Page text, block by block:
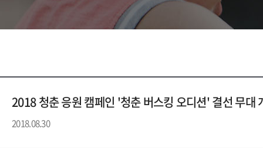
2018 청춘 응원 캠페인 '청춘 버스킹 오디션' 결선 무대
2018.08.30